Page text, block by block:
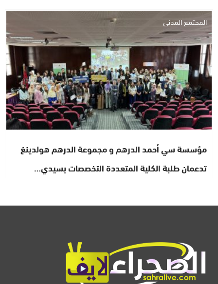
المجتمع المدني
مؤسسة سي أحمد الدرهم و مجموعة الدرهم هولدينغ
تدعمان طلبة الكلية المتعددة التخصصات بسيدي…